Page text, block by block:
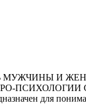
МУЖЧИНЫ И
ПСИХОЛОГИИ
для